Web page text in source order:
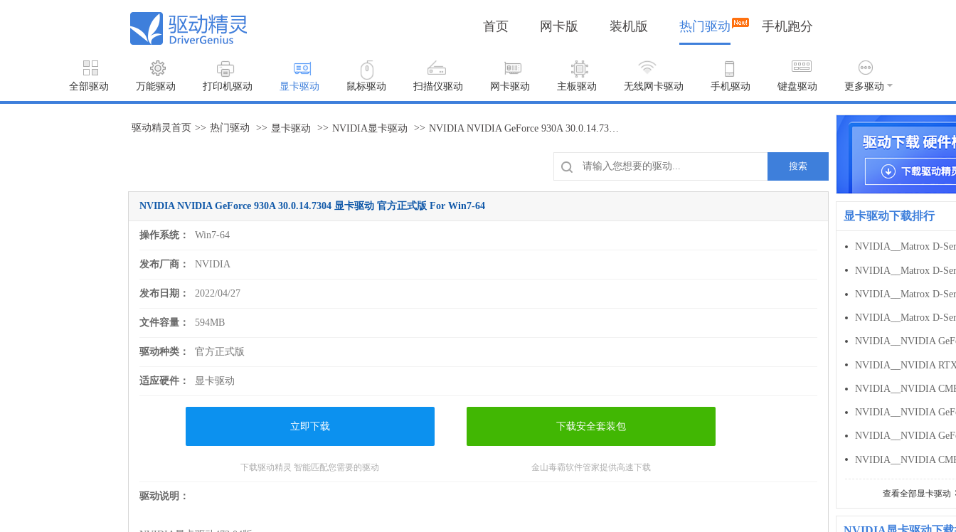
首页 网卡版 装机版 热门驱动 手机跑分
全部驱动 万能驱动 打印机驱动 显卡驱动 鼠标驱动 扫描仪驱动 网卡驱动 主板驱动 无线网卡驱动 手机驱动 键盘驱动 更多驱动
驱动精灵首页 >> 热门驱动 >> 显卡驱动 >> NVIDIA显卡驱动 >> NVIDIA NVIDIA GeForce 930A 30.0.14.7304 显卡驱动 官方正式版 For Win7-64
搜索
NVIDIA NVIDIA GeForce 930A 30.0.14.7304 显卡驱动 官方正式版 For Win7-64
操作系统： Win7-64
发布厂商： NVIDIA
发布日期： 2022/04/27
文件容量： 594MB
驱动种类： 官方正式版
适应硬件： 显卡驱动
立即下载
下载驱动精灵 智能匹配您需要的驱动
下载安全套装包
金山毒霸软件管家提供高速下载
驱动说明：
显卡驱动下载排行
查看全部显卡驱动